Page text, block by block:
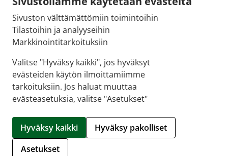
Sivuston välttämättömiin toimintoihin
Tilastoihin ja analyyseihin
Markkinointitarkoituksiin
Valitse "Hyväksy kaikki", jos hyväksyt
evästeiden käytön ilmoittamiimme
tarkoituksiin. Jos haluat muuttaa
evästeasetuksia, valitse "Asetukset"
Hyväksy kaikki
Hyväksy pakolliset
Asetukset
Hallitse evästeitä